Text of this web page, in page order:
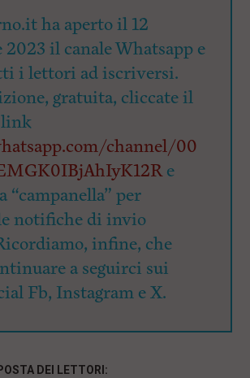
ha aperto il 12
il canale Whatsapp e
i lettori ad iscriversi.
gratuita, cliccate il
link
channel/00
e
“campanella” per
notifiche di invio
infine, che
a seguirci sui
Fb, Instagram e X.
DEI LETTORI: